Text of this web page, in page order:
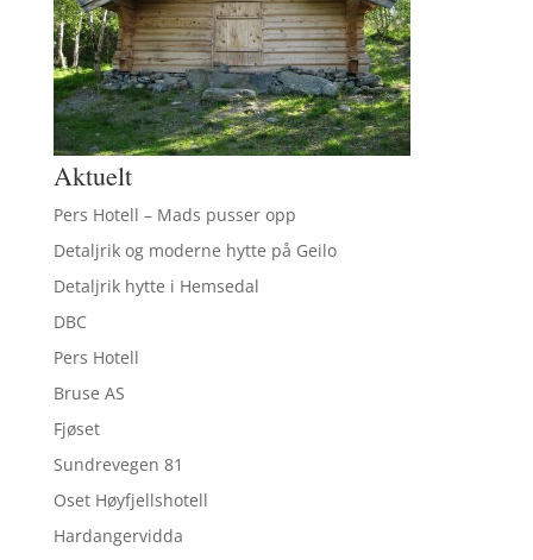
Aktuelt
Pers Hotell – Mads pusser opp
Detaljrik og moderne hytte på Geilo
Detaljrik hytte i Hemsedal
DBC
Pers Hotell
Bruse AS
Fjøset
Sundrevegen 81
Oset Høyfjellshotell
Hardangervidda